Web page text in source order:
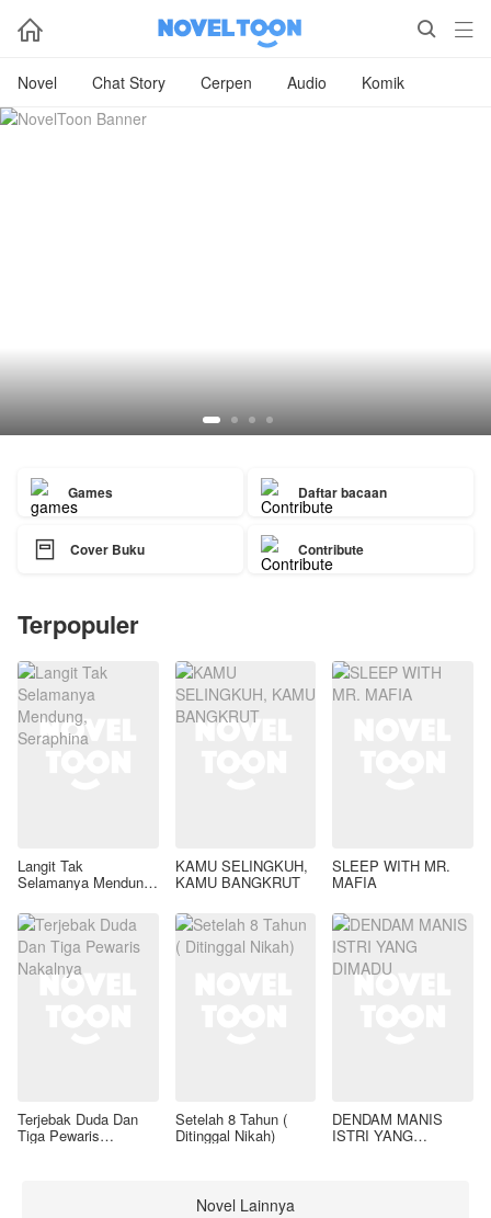
  
Novel Chat Story Cerpen Audio Komik
Games Daftar bacaan
 Cover Buku Contribute
Terpopuler
Langit Tak
Selamanya Mendung,
KAMU SELINGKUH,
KAMU BANGKRUT
SLEEP WITH MR.
MAFIA
Terjebak Duda Dan
Tiga Pewaris
Setelah 8 Tahun (
Ditinggal Nikah)
DENDAM MANIS
ISTRI YANG
Novel Lainnya